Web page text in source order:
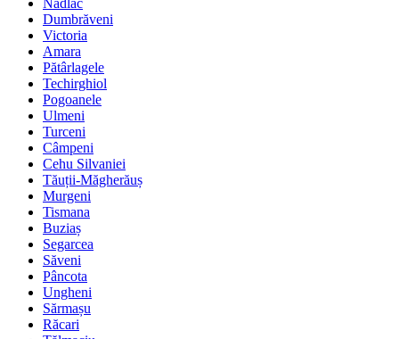
Nădlac
Dumbrăveni
Victoria
Amara
Pătârlagele
Techirghiol
Pogoanele
Ulmeni
Turceni
Câmpeni
Cehu Silvaniei
Tăuții-Măgherăuș
Murgeni
Tismana
Buziaș
Segarcea
Săveni
Pâncota
Ungheni
Sărmașu
Răcari